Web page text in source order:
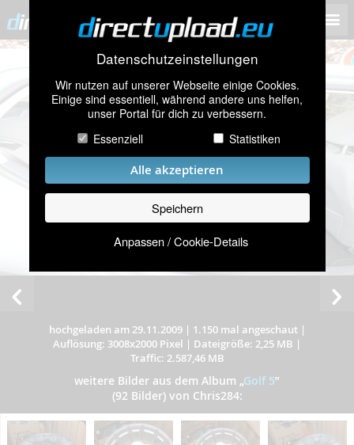
Datenschutzeinstellungen
Wir nutzen auf unserer Webseite einige Cookies.
Einige sind essentiell, während andere uns helfen,
unser Portal für dich zu verbessern.
Essenziell
Statistiken
Alle akzeptieren
Speichern
Anpassen / Cookie-Details
hochgeladen am 29.11.2009| 1.150 mal angeschaut|
Auflösung: 3008x2000 Pixel | Dateigröße: 2,25 MB |
Traffic: 2.587,46 MB
weitere Bilder aus dem Album „Golf 5”
(92 Bilder) von Chris284: